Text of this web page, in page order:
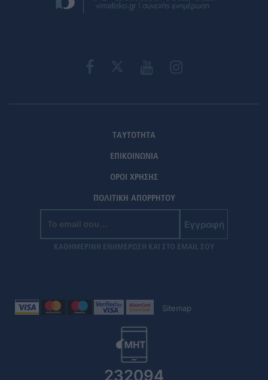
ΤΑΥΤΟΤΗΤΑ
ΕΠΙΚΟΙΝΩΝΙΑ
ΟΡΟΙ ΧΡΗΣΗΣ
ΠΟΛΙΤΙΚΗ ΑΠΟΡΡΗΤΟΥ
Εγγραφή
ΚΑΘΗΜΕΡΙΝΗ ΕΝΗΜΕΡΩΣΗ ΚΑΙ ΣΤΟ EMAIL ΣΟΥ
Sitemap
232094